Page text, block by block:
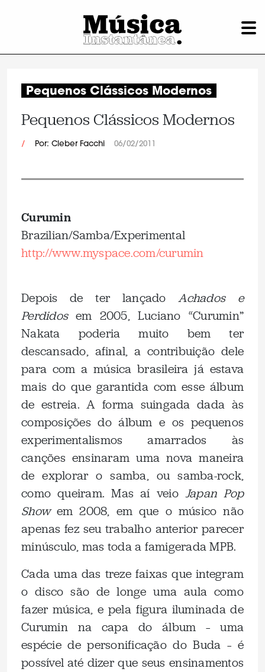
Pequenos Clássicos Modernos
Pequenos Clássicos Modernos
/ Por: Cleber Facchi 06/02/2011
Curumin
Brazilian/Samba/Experimental
http://www.myspace.com/curumin
Depois de ter lançadoAchados e
Perdidosem 2005, Luciano “Curumin”
Nakata poderia muito bem ter
descansado, afinal, a contribuição dele
para com a música brasileira já estava
mais do que garantida com esse álbum
de estreia. A forma suingada dada às
composições do álbum e os pequenos
experimentalismos amarrados às
canções ensinaram uma nova maneira
de explorar o samba, ou samba-rock,
como queiram. Mas aí veio Japan Pop
Showem 2008, em que o músico não
apenas fez seu trabalho anterior parecer
minúsculo, mas toda a famigerada MPB.
Cada uma das treze faixas que integram
o disco são de longe uma aula como
fazer música, e pela figura iluminada de
Curumin na capa do álbum – uma
espécie de personificação do Buda – é
possível até dizer que seus ensinamentos